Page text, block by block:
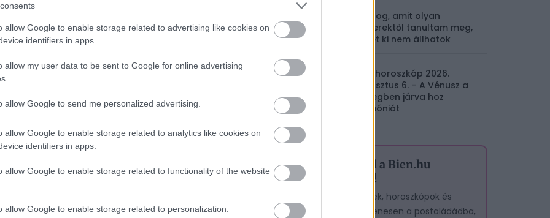
allow Google to enable storage related to advertising like cookies on
identifiers in apps.
allow my user data to be sent to Google for online advertising
allow Google to send me personalized advertising.
allow Google to enable storage related to analytics like cookies on
identifiers in apps.
allow Google to enable storage related to functionality of the website
allow Google to enable storage related to personalization.
4 dolog, amit olyan
emberektől tanultam meg,
akiket ki nem állhatok
Napi horoszkóp 2026.
augusztus 6. – A Vénusz a
Mérlegben járva hoz
harmóniát
Iratkozz fel a Bien.hu
hírlevelére!
A legjobb cikkek, horoszkópok és
tesztek – egyenesen a postaládádba,